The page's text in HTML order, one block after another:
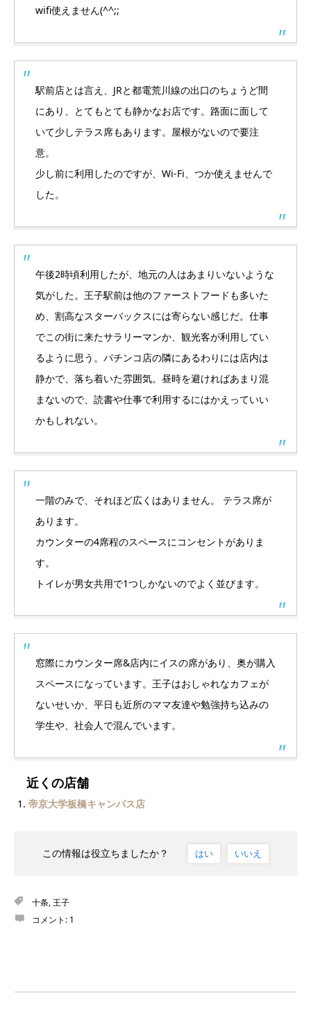
wifi使えません(^^;;
駅前店とは言え、JRと都電荒川線の出口のちょうど間
にあり、とてもとても静かなお店です。路面に面して
いて少しテラス席もあります。屋根がないので要注
意。
少し前に利用したのですが、Wi-Fi、つか使えませんで
した。
午後2時頃利用したが、地元の人はあまりいないような
気がした。王子駅前は他のファーストフードも多いた
め、割高なスターバックスには寄らない感じだ。仕事
でこの街に来たサラリーマンか、観光客が利用してい
るように思う。パチンコ店の隣にあるわりには店内は
静かで、落ち着いた雰囲気。昼時を避ければあまり混
まないので、読書や仕事で利用するにはかえっていい
かもしれない。
一階のみで、それほど広くはありません。 テラス席が
あります。
カウンターの4席程のスペースにコンセントがありま
す。
トイレが男女共用で1つしかないのでよく並びます。
窓際にカウンター席&店内にイスの席があり、奥が購入
スペースになっています。王子はおしゃれなカフェが
ないせいか、平日も近所のママ友達や勉強持ち込みの
学生や、社会人で混んでいます。
近くの店舗
帝京大学板橋キャンパス店
この情報は役立ちましたか？ はい いいえ
十条,王子
コメント: 1